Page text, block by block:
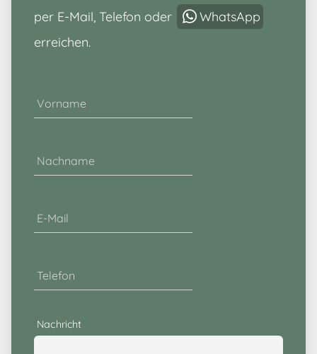
per E-Mail, Telefon oder
WhatsApp
erreichen.
Vorname
Nachname
E-Mail
Telefon
Nachricht